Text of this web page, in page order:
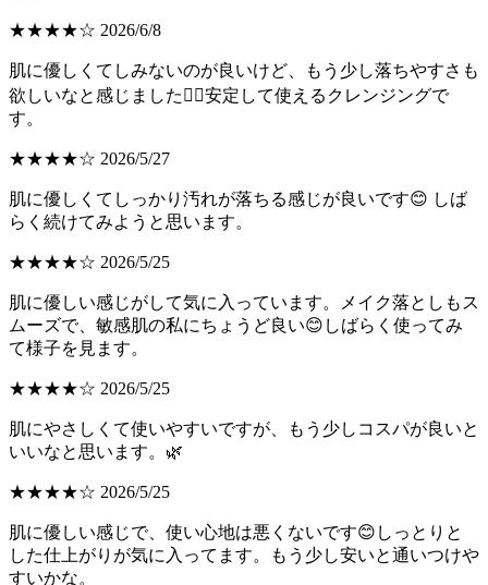
★★★★☆ 2026/6/8
肌に優しくてしみないのが良いけど、もう少し落ちやすさも
欲しいなと感じました🧖‍♀️安定して使えるクレンジングで
す。
★★★★☆ 2026/5/27
肌に優しくてしっかり汚れが落ちる感じが良いです😊 しば
らく続けてみようと思います。
★★★★☆ 2026/5/25
肌に優しい感じがして気に入っています。メイク落としもス
ムーズで、敏感肌の私にちょうど良い😊しばらく使ってみ
て様子を見ます。
★★★★☆ 2026/5/25
肌にやさしくて使いやすいですが、もう少しコスパが良いと
いいなと思います。🌿
★★★★☆ 2026/5/25
肌に優しい感じで、使い心地は悪くないです😊しっとりと
した仕上がりが気に入ってます。もう少し安いと通いつけや
すいかな。